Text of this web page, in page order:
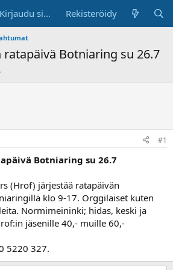
Kirjaudu sisään Rekisteröidy
ratapäivä Botniaring su 26.7
#1
Botniaring su 26.7
(Hrof) järjestää ratapäivän
klo 9-17. Orggilaiset kuten
Normimeininki; hidas, keski ja
jäsenille 40,- muille 60,-
5220 327.